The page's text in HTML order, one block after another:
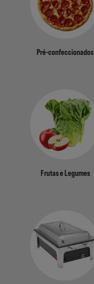
Pré-confeccionados
Frutas e Legumes